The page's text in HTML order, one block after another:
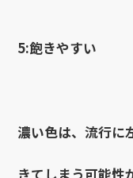
5:飽きやすい
濃い色は、流行に
きてしまう可能性